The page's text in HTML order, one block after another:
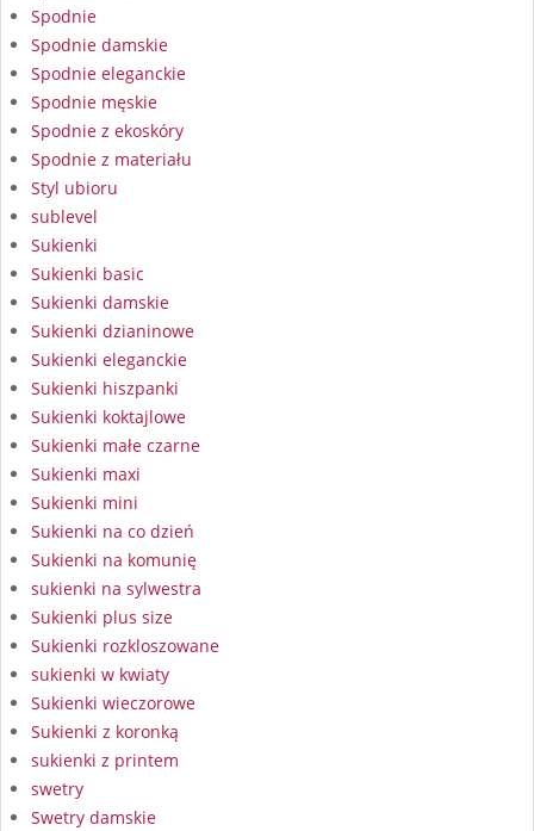
Spodnie
Spodnie damskie
Spodnie eleganckie
Spodnie męskie
Spodnie z ekoskóry
Spodnie z materiału
Styl ubioru
sublevel
Sukienki
Sukienki basic
Sukienki damskie
Sukienki dzianinowe
Sukienki eleganckie
Sukienki hiszpanki
Sukienki koktajlowe
Sukienki małe czarne
Sukienki maxi
Sukienki mini
Sukienki na co dzień
Sukienki na komunię
sukienki na sylwestra
Sukienki plus size
Sukienki rozkloszowane
sukienki w kwiaty
Sukienki wieczorowe
Sukienki z koronką
sukienki z printem
swetry
Swetry damskie